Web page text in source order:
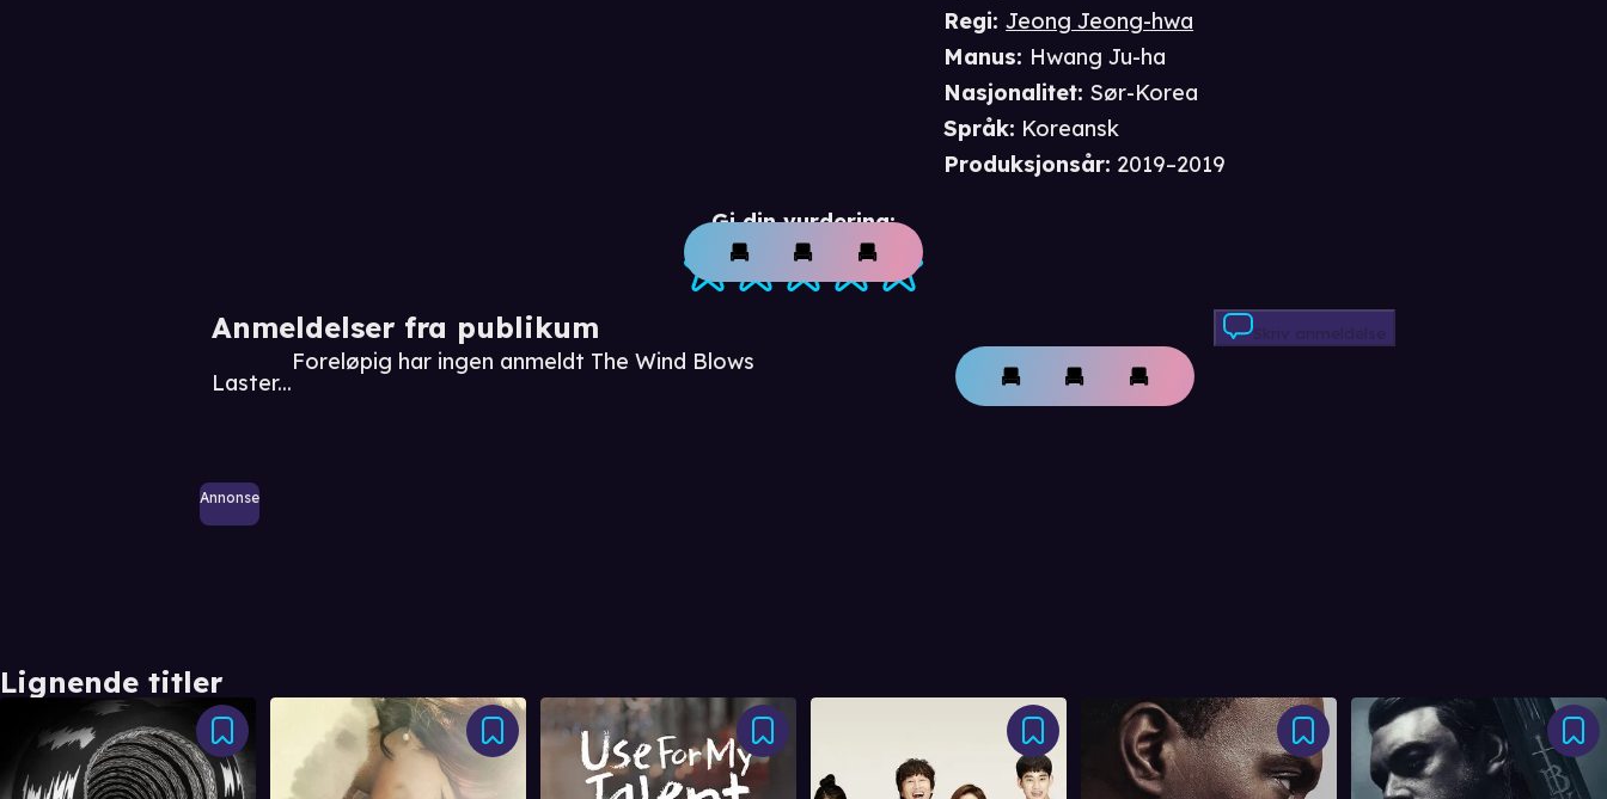
Gi din vurdering:
Anmeldelser fra publikum
Laster...
Foreløpig har ingen anmeldt The Wind Blows
Skriv anmeldelse
Annonse
Regi:Jeong Jeong-hwa
Manus: Hwang Ju-ha
Nasjonalitet: Sør-Korea
Språk: Koreansk
Produksjonsår: 2019–2019
Lignende titler